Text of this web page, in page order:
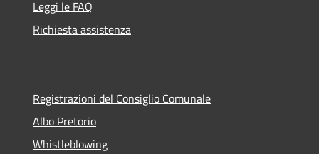
Leggi le FAQ
Richiesta assistenza
Registrazioni del Consiglio Comunale
Albo Pretorio
Whistleblowing